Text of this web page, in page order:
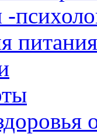
-